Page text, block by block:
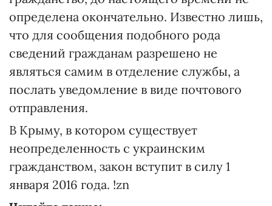
определена окончательно. Известно лишь,
что для сообщения подобного рода
сведений гражданам разрешено не
являться самим в отделение службы, а
послать уведомление в виде почтового
отправления.
В Крыму, в котором существует
неопределенность с украинским
гражданством, закон вступит в силу 1
января 2016 года. !zn